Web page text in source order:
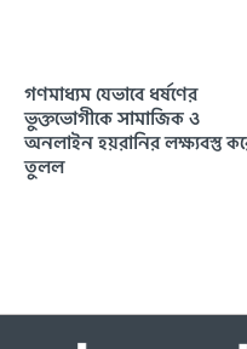
গণমাধ্যম যেভাবে ধর্ষণের
ভুক্তভোগীকে সামাজিক ও
অনলাইন হয়রানির লক্ষ্যবস্তু
তুলল